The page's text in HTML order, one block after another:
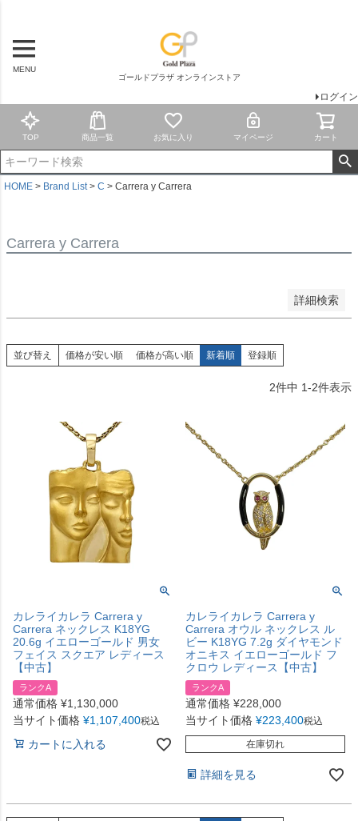
MENU
ゴールドプラザ オンラインストア
ログイン
TOP 商品一覧 お気に入り マイページ カート
HOME Brand List C Carrera y Carrera
Carrera y Carrera
詳細検索
ランク7
ランク6
ランク5
ランク4
訳あり
並び替え 価格が安い順 価格が高い順 新着順 登録順
2件中 1-2件表示
カレライカレラ Carrera y
Carrera ネックレス K18YG
20.6g イエローゴールド 男女
フェイス スクエア レディース
【中古】
ランクA
通常価格 ¥1,130,000
当サイト価格 ¥1,107,400税込
カートに入れる
カレライカレラ Carrera y
Carrera オウル ネックレス ル
ビー K18YG 7.2g ダイヤモンド
オニキス イエローゴールド フ
クロウ レディース【中古】
ランクA
通常価格 ¥228,000
当サイト価格 ¥223,400税込
在庫切れ
詳細を見る